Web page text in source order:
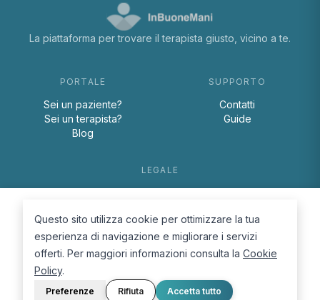
La piattaforma per trovare il terapista giusto, vicino a te.
PORTALE
Sei un paziente?
Sei un terapista?
Blog
SUPPORTO
Contatti
Guide
LEGALE
Cookie Policy
Questo sito utilizza cookie per ottimizzare la tua
esperienza di navigazione e migliorare i servizi
offerti. Per maggiori informazioni consulta la Cookie
Policy.
Preferenze Rifiuta Accetta tutto